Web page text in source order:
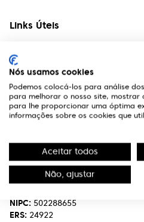
Links Úteis
Contactos
Edifício Premium
R. Miguel Serrano, nº 9 - 3º
1495-173 Algés
Chamada para a rede fixa nacional.
optivisao@optivisao.pt
NIPC: 502288655
ERS: 24922
Nós usamos cookies
Podemos colocá-los para análise
para melhorar o nosso site, mostrar
para lhe proporcionar uma óptima
informações sobre os cookies que
Aceitar todos
Não, ajustar